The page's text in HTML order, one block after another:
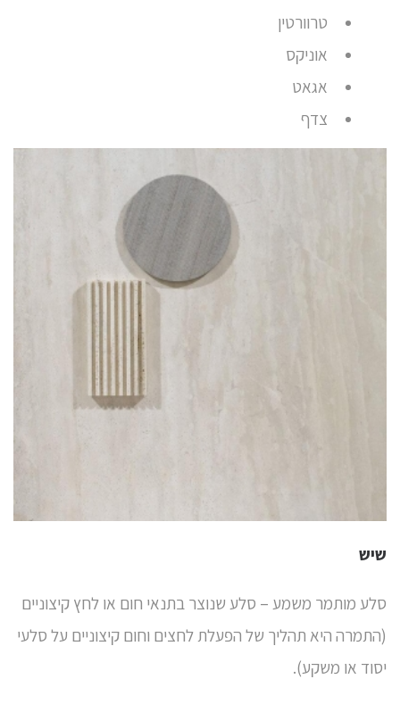
טרוורטין
אוניקס
אגאט
צדף
שיש
סלע מותמר משמע – סלע שנוצר בתנאי חום או לחץ קיצוניים
(התמרה היא תהליך של הפעלת לחצים וחום קיצוניים על סלעי
יסוד או משקע).